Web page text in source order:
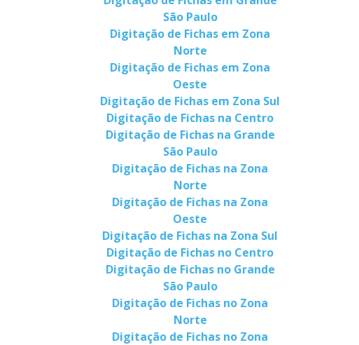
São Paulo
Digitação de Fichas em Zona
Norte
Digitação de Fichas em Zona
Oeste
Digitação de Fichas em Zona Sul
Digitação de Fichas na Centro
Digitação de Fichas na Grande
São Paulo
Digitação de Fichas na Zona
Norte
Digitação de Fichas na Zona
Oeste
Digitação de Fichas na Zona Sul
Digitação de Fichas no Centro
Digitação de Fichas no Grande
São Paulo
Digitação de Fichas no Zona
Norte
Digitação de Fichas no Zona